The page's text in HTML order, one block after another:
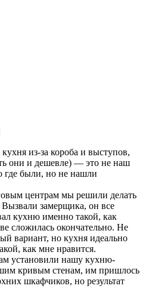
из-за короба и выступов,
они и дешевле) — это не наш
были, но не нашли
центрам мы решили делать
замерщика, он все
кухню именно такой, как
сложилась окончательно. Не
вариант, но кухня идеально
как мне нравится.
установили нашу кухню-
кривым стенам, им пришлось
шкафчиков, но результат